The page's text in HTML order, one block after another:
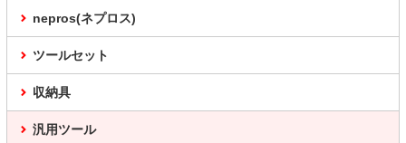
nepros(ネプロス)
ツールセット
収納具
汎用ツール